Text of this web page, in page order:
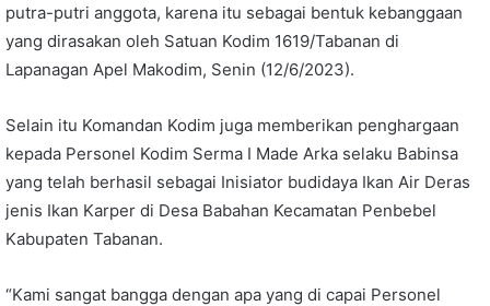
putra-putri anggota, karena itu sebagai bentuk kebanggaan
yang dirasakan oleh Satuan Kodim 1619/Tabanan di
Lapanagan Apel Makodim, Senin (12/6/2023).
Selain itu Komandan Kodim juga memberikan penghargaan
kepada Personel Kodim Serma I Made Arka selaku Babinsa
yang telah berhasil sebagai Inisiator budidaya Ikan Air Deras
jenis Ikan Karper di Desa Babahan Kecamatan Penbebel
Kabupaten Tabanan.
“Kami sangat bangga dengan apa yang di capai Personel